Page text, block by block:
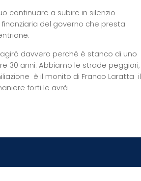
continuare a subire in silenzio
del governo che presta
davvero perché è stanco di uno
30 anni. Abbiamo le strade peggiori,
 è il monito di Franco Laratta  il
forti le avrà